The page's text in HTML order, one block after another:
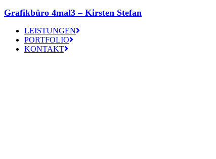
Grafikbüro 4mal3 – Kirsten Stefan
LEISTUNGEN
PORTFOLIO
KONTAKT